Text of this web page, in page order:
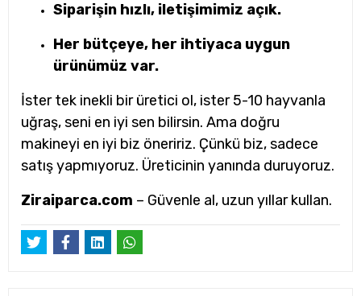
Siparişin hızlı, iletişimimiz açık.
Her bütçeye, her ihtiyaca uygun
ürünümüz var.
İster tek inekli bir üretici ol, ister 5-10 hayvanla
uğraş, seni en iyi sen bilirsin. Ama doğru
makineyi en iyi biz öneririz. Çünkü biz, sadece
satış yapmıyoruz. Üreticinin yanında duruyoruz.
Ziraiparca.com – Güvenle al, uzun yıllar kullan.